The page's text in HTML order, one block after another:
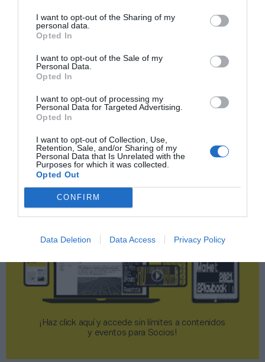
I want to opt-out of the Sharing of my
personal data.
Opted In
I want to opt-out of the Sale of my
Personal Data.
Opted In
I want to opt-out of processing my
Personal Data for Targeted Advertising.
Opted In
I want to opt-out of Collection, Use,
Retention, Sale, and/or Sharing of my
Personal Data that Is Unrelated with the
Purposes for which it was collected.
Opted Out
CONFIRM
Data Deletion Data Access Privacy Policy
Índex
Technogym
¡Haz click aquí y accede sin límites a contenidos
y eventos para Socios!​​​​​​​